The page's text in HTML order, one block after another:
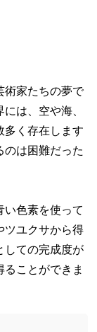
術家たちの夢で
は、空や海、
多く存在します
のは困難だった
い色素を使って
ツユクサから得
しての完成度が
ことができま